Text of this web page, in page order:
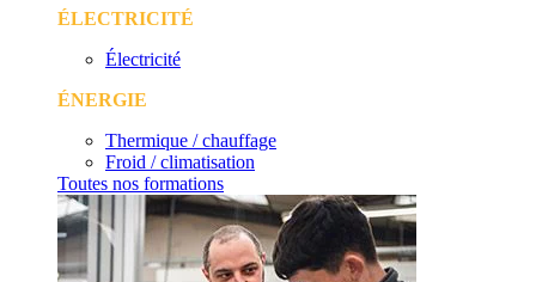
ÉLECTRICITÉ
Électricité
ÉNERGIE
Thermique / chauffage
Froid / climatisation
Toutes nos formations